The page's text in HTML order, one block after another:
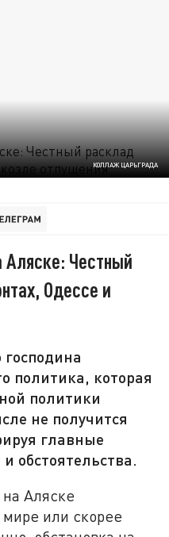
КОЛЛАЖ ЦАРЬГРАДА
Аляске: Честный
Одессе и
политика, которая
политики
не получится
главные
обстоятельства.
Аляске
или скорее